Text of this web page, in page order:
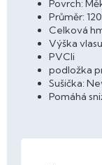
Povrch:
Průměr:
Celková
Výška
PVCli
podložka
Sušička:
Pomáhá